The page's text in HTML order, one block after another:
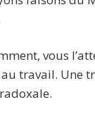
vous
travail. Une